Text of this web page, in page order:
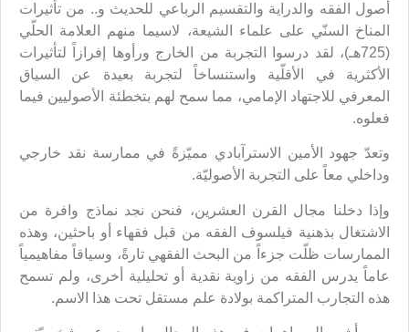
أصول الفقه والدراية والتقسيم الرباعي للحديث و.. من تأثيرات
المناخ السنّي على علماء الشيعة، لاسيما منهم العلامة الحلّي
(725هـ)، لقد درسوا التجربة من الخارج ورأوها إفرازاً لتأثيرات
الأكثرية في الأقلّية واستنساخاً لتجربة بعيدة عن السياق
المعرفي للاجتهاد الإمامي، مما سمح لهم بتخطئة الأصوليين فيما
فعلوه.
وتعدّ جهود الأمين الاسترآبادي مميّزةً في ممارسة نقد خارجي
وداخلي معاً على التجربة الأصوليّة.
وإذا دخلنا مجال القرن العشرين، فنحن نجد نماذج وافرة من
الاشتغال بذهنية فيلسوف الفقه من قبل فقهاء أو باحثين، وهذه
الممارسات ظلّت جزءاً من البحث الفقهي تارةً، وسياقاً مفاهيمياً
عاماً يدرس الفقه من زاوية نقدية أو تحليلية أخرى، ولم تسمح
هذه التجارب المتراكمة بولادة علم مستقل تحت هذا الاسم.